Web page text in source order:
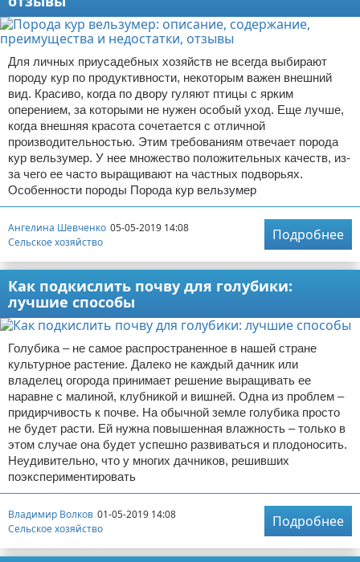
Для личных приусадебных хозяйств не всегда выбирают
породу кур по продуктивности, некоторым важен внешний
вид. Красиво, когда по двору гуляют птицы с ярким
оперением, за которыми не нужен особый уход. Еще лучше,
когда внешняя красота сочетается с отличной
производительностью. Этим требованиям отвечает порода
кур вельзумер. У нее множество положительных качеств, из-
за чего ее часто выращивают на частных подворьях.
Особенности породы Порода кур вельзумер
Ангелина Шевченко 05-05-2019 14:08
Сельское хозяйство
Подробнее
Как подкислить почву для голубики:
лучшие способы
Голубика – не самое распространенное в нашей стране
культурное растение. Далеко не каждый дачник или
владелец огорода принимает решение выращивать ее
наравне с малиной, клубникой и вишней. Одна из проблем –
придирчивость к почве. На обычной земле голубика просто
не будет расти. Ей нужна повышенная влажность – только в
этом случае она будет успешно развиваться и плодоносить.
Неудивительно, что у многих дачников, решивших
поэкспериментировать
Владимир Волков 01-05-2019 14:08
Сельское хозяйство
Подробнее